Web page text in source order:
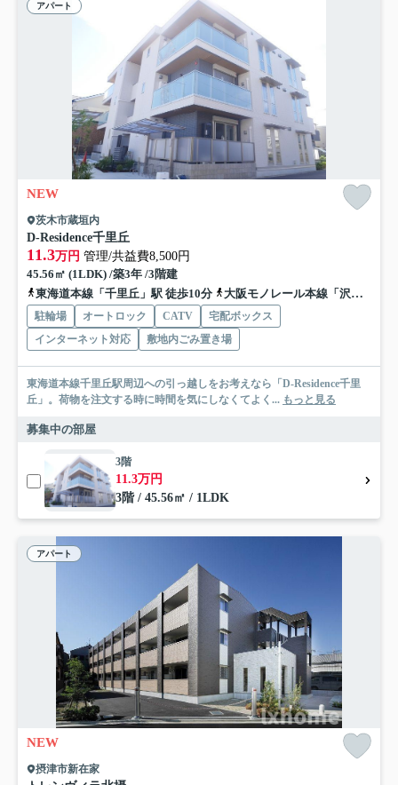
アパート
NEW
茨木市蔵垣内
D-Residence千里丘
11.3万円 管理/共益費8,500円
45.56㎡ (1LDK) /築3年 /3階建
東海道本線「千里丘」駅 徒歩10分
大阪モノレール本線「沢良宜」駅 徒歩15分
駐輪場 オートロック CATV
宅配ボックス
インターネット対応
敷地内ごみ置き場
東海道本線千里丘駅周辺への引っ越しをお考えなら「D-Residence千里
丘」。荷物を注文する時に時間を気にしなくてよく... もっと見る
募集中の部屋
3階
11.3万円
3階 / 45.56㎡ / 1LDK
アパート
NEW
摂津市新在家